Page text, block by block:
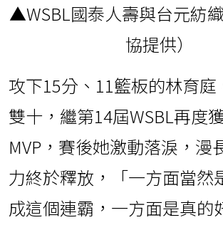
▲WSBL國泰人壽與台元紡
協提供）
攻下15分、11籃板的林育庭
雙十，繼第14屆WSBL再度
MVP，賽後她激動落淚，漫
力終於釋放，「一方面當然
成這個連霸，一方面是真的